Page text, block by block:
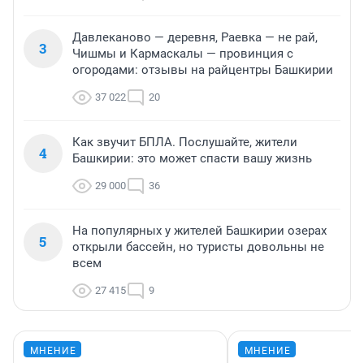
3
Давлеканово — деревня, Раевка — не рай,
Чишмы и Кармаскалы — провинция с
огородами: отзывы на райцентры Башкирии
37 022 20
4
Как звучит БПЛА. Послушайте, жители
Башкирии: это может спасти вашу жизнь
29 000 36
5
На популярных у жителей Башкирии озерах
открыли бассейн, но туристы довольны не
всем
27 415 9
МНЕНИЕ МНЕНИЕ